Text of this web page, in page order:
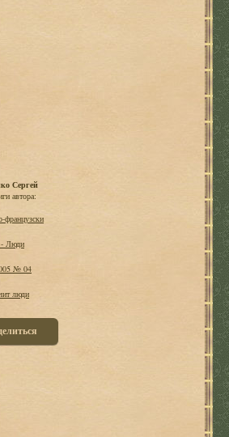
Сергей
автора:
французски
- Люди
№ 04
люди